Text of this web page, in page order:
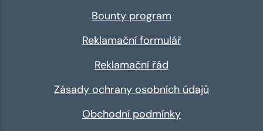
Bounty program
Reklamační formulář
Reklamační řád
Zásady ochrany osobních údajů
Obchodní podmínky